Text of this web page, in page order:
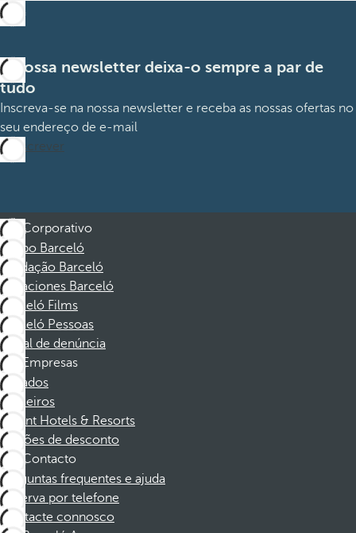
A nossa newsletter deixa-o sempre a par de
tudo
Inscreva-se na nossa newsletter e receba as nossas ofertas no
seu endereço de e-mail
Subscrever
Corporativo
Grupo Barceló
Fundação Barceló
Vacaciones Barceló
Barceló Films
Barceló Pessoas
Canal de denúncia
Empresas
Afiliados
Parceiros
Dorint Hotels & Resorts
Cupões de desconto
Contacto
Perguntas frequentes e ajuda
Reserva por telefone
Contacte connosco